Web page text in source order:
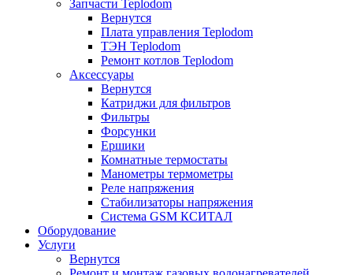
Запчасти Teplodom
Вернутся
Плата управления Teplodom
ТЭН Teplodom
Ремонт котлов Teplodom
Аксессуары
Вернутся
Катриджи для фильтров
Фильтры
Форсунки
Ершики
Комнатные термостаты
Манометры термометры
Реле напряжения
Стабилизаторы напряжения
Система GSM КСИТАЛ
Оборудование
Услуги
Вернутся